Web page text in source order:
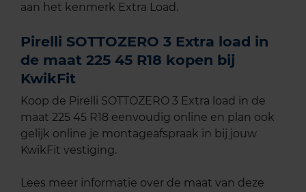
aan het kenmerk Extra Load.
Pirelli SOTTOZERO 3 Extra load in
de maat 225 45 R18 kopen bij
KwikFit
Koop de Pirelli SOTTOZERO 3 Extra load in de
maat 225 45 R18 eenvoudig online en plan ook
gelijk online je montageafspraak in bij jouw
KwikFit vestiging.
Lees meer informatie over de maat van deze